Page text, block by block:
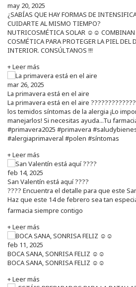
may 20, 2025
¿SABÍAS QUE HAY FORMAS DE
CUIDARTE AL MISMO TIEMPO?
NUTRICOSMÉTICA SOLAR ☺️☺️ COMBINAN
COSMÉTICA PARA PROTEGER LA PIEL DEL
INTERIOR. CONSÚLTANOS !!!
+ Leer más
mar 26, 2025
La primavera está en el aire
La primavera está en el aire
los temidos síntomas de la alergia ¡Lo
manejarlos! Si necesitas ayuda...Tu
#primavera2025 #primavera
#alergiaprimaveral #polen #síntomas
+ Leer más
feb 14, 2025
San Valentín está aquí ????
???? Encuentra el detalle para que este
Haz que este 14 de febrero sea tan
farmacia siempre contigo
+ Leer más
feb 11, 2025
BOCA SANA, SONRISA FELIZ ☺️☺️
BOCA SANA, SONRISA FELIZ ☺️☺️
+ Leer más